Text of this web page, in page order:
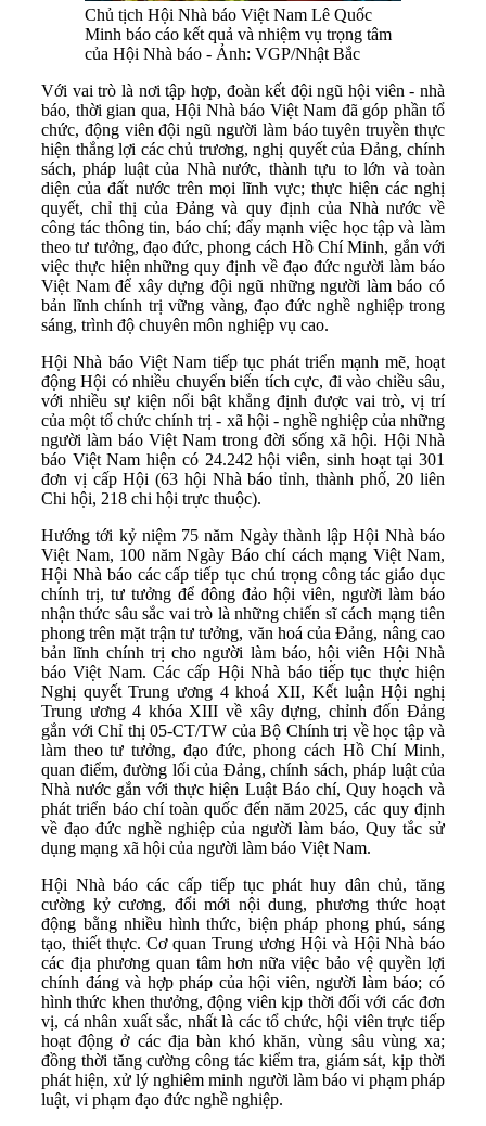
Chủ tịch Hội Nhà báo Việt Nam Lê Quốc
Minh báo cáo kết quả và nhiệm vụ trọng tâm
của Hội Nhà báo - Ảnh: VGP/Nhật Bắc
Với vai trò là nơi tập hợp, đoàn kết đội ngũ hội viên - nhà
báo, thời gian qua, Hội Nhà báo Việt Nam đã góp phần tổ
chức, động viên đội ngũ người làm báo tuyên truyền thực
hiện thắng lợi các chủ trương, nghị quyết của Đảng, chính
sách, pháp luật của Nhà nước, thành tựu to lớn và toàn
diện của đất nước trên mọi lĩnh vực; thực hiện các nghị
quyết, chỉ thị của Đảng và quy định của Nhà nước về
công tác thông tin, báo chí; đẩy mạnh việc học tập và làm
theo tư tưởng, đạo đức, phong cách Hồ Chí Minh, gắn với
việc thực hiện những quy định về đạo đức người làm báo
Việt Nam để xây dựng đội ngũ những người làm báo có
bản lĩnh chính trị vững vàng, đạo đức nghề nghiệp trong
sáng, trình độ chuyên môn nghiệp vụ cao.
Hội Nhà báo Việt Nam tiếp tục phát triển mạnh mẽ, hoạt
động Hội có nhiều chuyển biến tích cực, đi vào chiều sâu,
với nhiều sự kiện nổi bật khẳng định được vai trò, vị trí
của một tổ chức chính trị - xã hội - nghề nghiệp của những
người làm báo Việt Nam trong đời sống xã hội. Hội Nhà
báo Việt Nam hiện có 24.242 hội viên, sinh hoạt tại 301
đơn vị cấp Hội (63 hội Nhà báo tỉnh, thành phố, 20 liên
Chi hội, 218 chi hội trực thuộc).
Hướng tới kỷ niệm 75 năm Ngày thành lập Hội Nhà báo
Việt Nam, 100 năm Ngày Báo chí cách mạng Việt Nam,
Hội Nhà báo các cấp tiếp tục chú trọng công tác giáo dục
chính trị, tư tưởng để đông đảo hội viên, người làm báo
nhận thức sâu sắc vai trò là những chiến sĩ cách mạng tiên
phong trên mặt trận tư tưởng, văn hoá của Đảng, nâng cao
bản lĩnh chính trị cho người làm báo, hội viên Hội Nhà
báo Việt Nam. Các cấp Hội Nhà báo tiếp tục thực hiện
Nghị quyết Trung ương 4 khoá XII, Kết luận Hội nghị
Trung ương 4 khóa XIII về xây dựng, chỉnh đốn Đảng
gắn với Chỉ thị 05-CT/TW của Bộ Chính trị về học tập và
làm theo tư tưởng, đạo đức, phong cách Hồ Chí Minh,
quan điểm, đường lối của Đảng, chính sách, pháp luật của
Nhà nước gắn với thực hiện Luật Báo chí, Quy hoạch và
phát triển báo chí toàn quốc đến năm 2025, các quy định
về đạo đức nghề nghiệp của người làm báo, Quy tắc sử
dụng mạng xã hội của người làm báo Việt Nam.
Hội Nhà báo các cấp tiếp tục phát huy dân chủ, tăng
cường kỷ cương, đổi mới nội dung, phương thức hoạt
động bằng nhiều hình thức, biện pháp phong phú, sáng
tạo, thiết thực. Cơ quan Trung ương Hội và Hội Nhà báo
các địa phương quan tâm hơn nữa việc bảo vệ quyền lợi
chính đáng và hợp pháp của hội viên, người làm báo; có
hình thức khen thưởng, động viên kịp thời đối với các đơn
vị, cá nhân xuất sắc, nhất là các tổ chức, hội viên trực tiếp
hoạt động ở các địa bàn khó khăn, vùng sâu vùng xa;
đồng thời tăng cường công tác kiểm tra, giám sát, kịp thời
phát hiện, xử lý nghiêm minh người làm báo vi phạm pháp
luật, vi phạm đạo đức nghề nghiệp.